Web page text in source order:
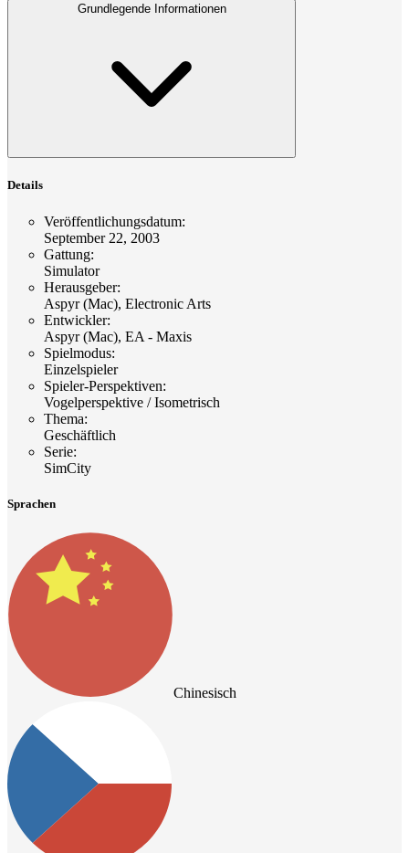
Grundlegende Informationen
Details
Veröffentlichungsdatum:
September 22, 2003
Gattung:
Simulator
Herausgeber:
Aspyr (Mac), Electronic Arts
Entwickler:
Aspyr (Mac), EA - Maxis
Spielmodus:
Einzelspieler
Spieler-Perspektiven:
Vogelperspektive / Isometrisch
Thema:
Geschäftlich
Serie:
SimCity
Sprachen
Chinesisch